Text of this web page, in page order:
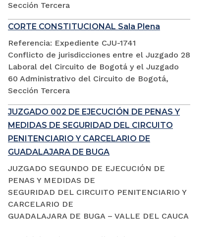
Sección Tercera
CORTE CONSTITUCIONAL Sala Plena
Referencia: Expediente CJU-1741
Conflicto de jurisdicciones entre el Juzgado 28
Laboral del Circuito de Bogotá y el Juzgado
60 Administrativo del Circuito de Bogotá,
Sección Tercera
JUZGADO 002 DE EJECUCIÓN DE PENAS Y
MEDIDAS DE SEGURIDAD DEL CIRCUITO
PENITENCIARIO Y CARCELARIO DE
GUADALAJARA DE BUGA
JUZGADO SEGUNDO DE EJECUCIÓN DE
PENAS Y MEDIDAS DE
SEGURIDAD DEL CIRCUITO PENITENCIARIO Y
CARCELARIO DE
GUADALAJARA DE BUGA – VALLE DEL CAUCA